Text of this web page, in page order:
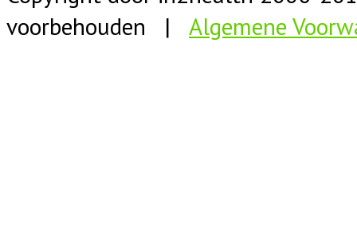
voorbehouden | Algemene